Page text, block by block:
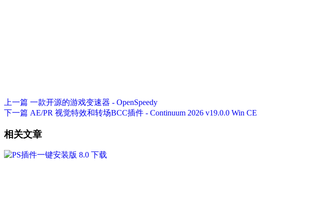
上一篇 一款开源的游戏变速器 - OpenSpeedy
下一篇 AE/PR 视觉特效和转场BCC插件 - Continuum 2026 v19.0.0 Win CE
相关文章